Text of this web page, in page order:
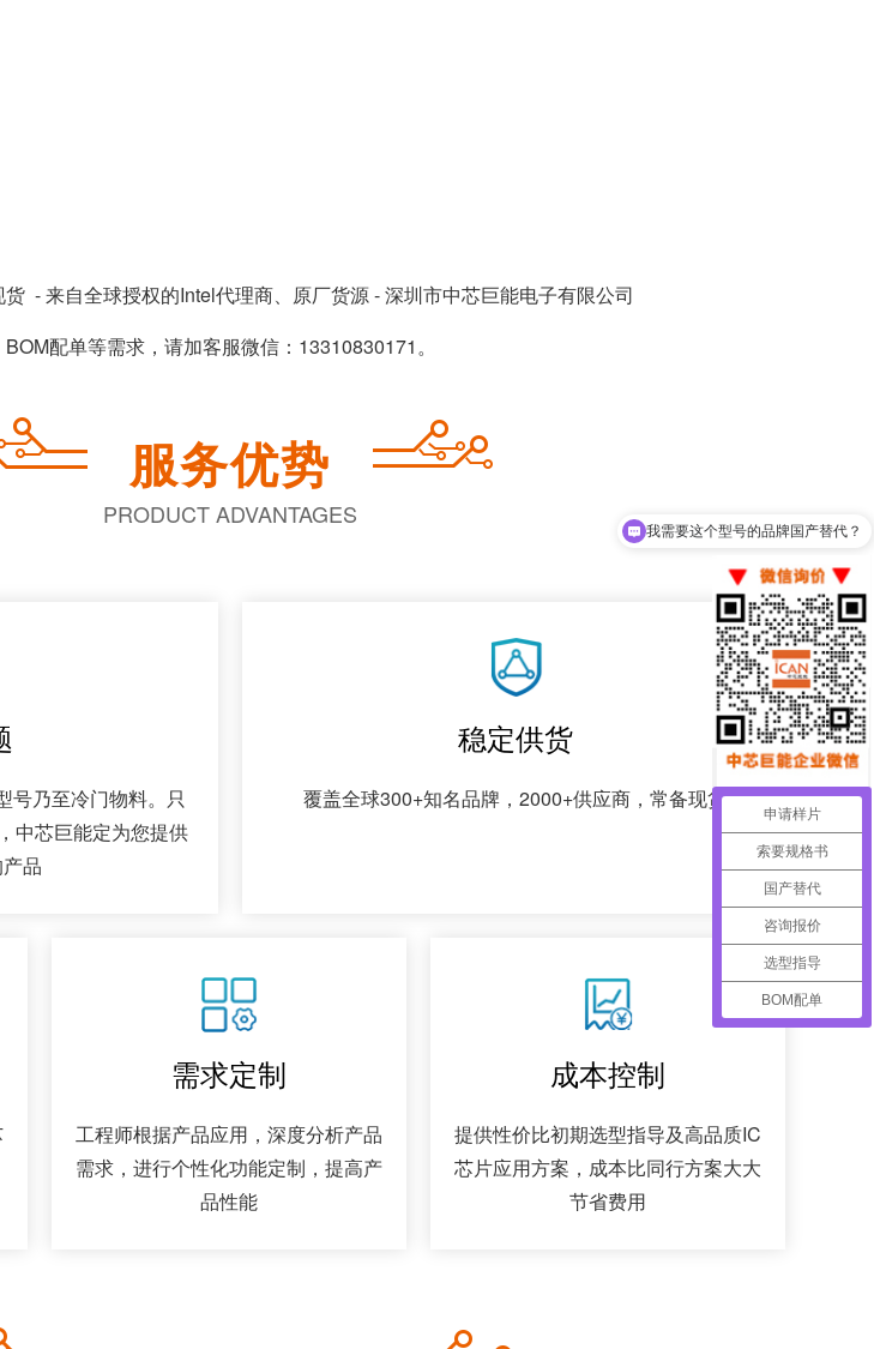
货 - 来自全球授权的Intel代理商、原厂货源 - 深圳市中芯巨能电子有限公司
配单等需求，请加客服微信：13310830171。
服务优势
PRODUCT ADVANTAGES
号乃至冷门物料。只
中芯巨能定为您提供
品
稳定供货
覆盖全球300+知名品牌，2000+供应商，常备现货
需求定制
工程师根据产品应用，深度分析产品
需求，进行个性化功能定制，提高产
品性能
成本控制
提供性价比初期选型指导及高品质IC
芯片应用方案，成本比同行方案大大
节省费用
申请样片
索要规格书
国产替代
咨询报价
选型指导
BOM配单
我需要这个型号的品牌国产替代？